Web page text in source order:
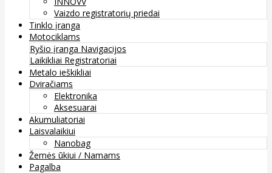
Vaizdo registratorių priedai
Tinklo įranga
Motociklams
Ryšio įranga Navigacijos
Laikikliai Registratoriai
Metalo ieškikliai
Dviračiams
Elektronika
Aksesuarai
Akumuliatoriai
Laisvalaikiui
Nanobag
Žemės ūkiui / Namams
Pagalba